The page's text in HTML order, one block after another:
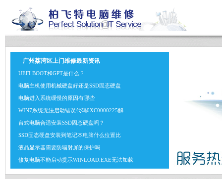
广州荔湾区上门维修最新资讯
UEFI BOOT和GPT是什么？
电脑主机使用机械硬盘好还是SSD固态硬盘
电脑进入系统缓慢的原因有哪些
WIN7系统无法启动错误代码0XC0000225解
台式电脑合适安装SSD固态硬盘吗？
SSD固态硬盘安装到笔记本电脑什么位置比
液晶显示器需要防辐射屏的保护吗
修复电脑不能启动提示WINLOAD.EXE无法加载